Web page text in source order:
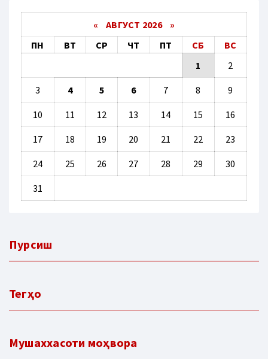
« АВГУСТ 2026 »
ПН
ВТ СР ЧТ ПТ СБ
ВС
1
2
3 4 5 6 7 8 9
10 11 12 13 14 15 16
17 18 19 20 21 22 23
24 25 26 27 28 29 30
31
Пурсиш
Тегҳо
Мушаххасоти моҳвора